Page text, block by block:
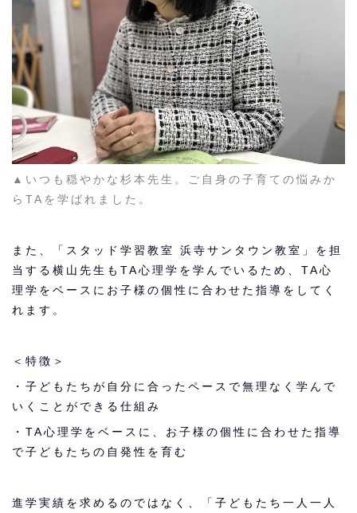
▲いつも穏やかな杉本先生。ご自身の子育ての悩みか
らTAを学ばれました。
また、「スタッド学習教室 浜寺サンタウン教室」を担
当する横山先生もTA心理学を学んでいるため、TA心
理学をベースにお子様の個性に合わせた指導をしてく
れます。
＜特徴＞
・子どもたちが自分に合ったペースで無理なく学んで
いくことができる仕組み
・TA心理学をベースに、お子様の個性に合わせた指導
で子どもたちの自発性を育む
進学実績を求めるのではなく、「子どもたち一人一人